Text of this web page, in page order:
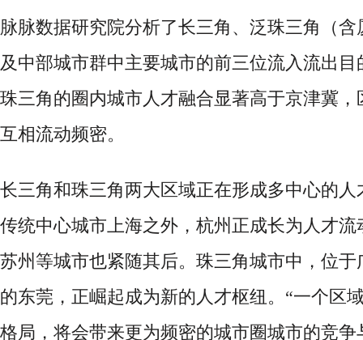
脉脉数据研究院分析了长三角、泛珠三角（
及中部城市群中主要城市的前三位流入流出
珠三角的圈内城市人才融合显著高于京津冀，
互相流动频密。
长三角和珠三角两大区域正在形成多中心的人
传统中心城市上海之外，杭州正成长为人才流
苏州等城市也紧随其后。珠三角城市中，位于
的东莞，正崛起成为新的人才枢纽。 “一个区
格局，将会带来更为频密的城市圈城市的竞争